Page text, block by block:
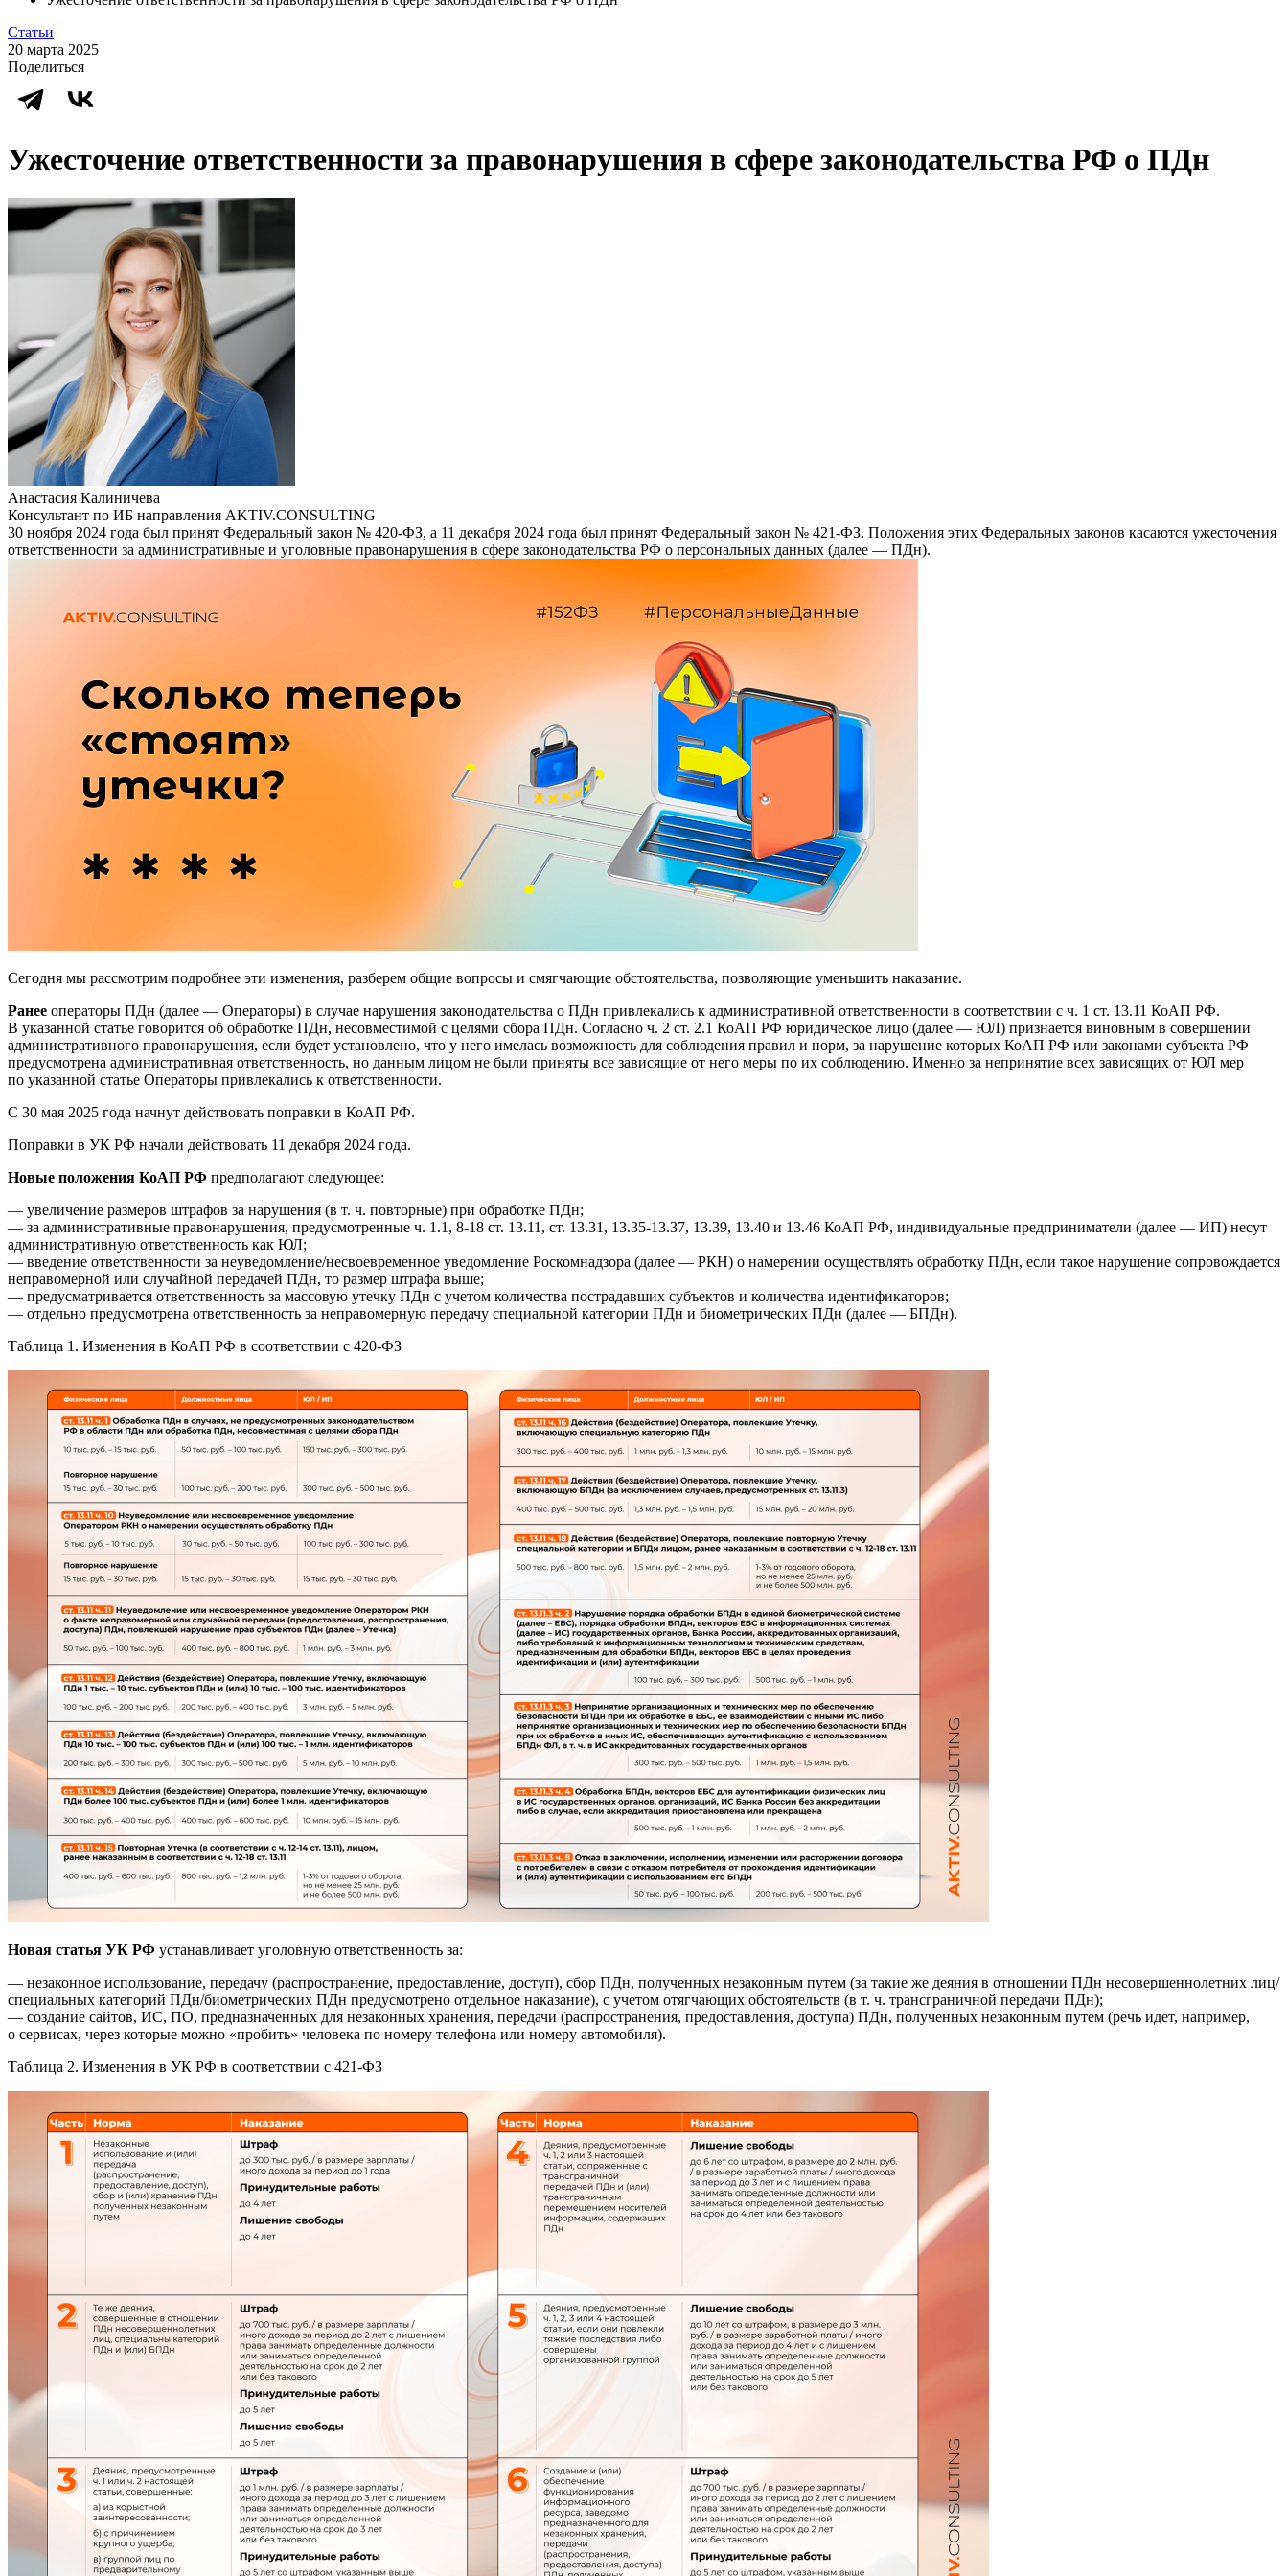
Статьи
20 марта 2025
Поделиться
Ужесточение ответственности за правонарушения в сфере законодательства РФ о ПДн
Анастасия Калиничева
Консультант по ИБ направления AKTIV.CONSULTING
30 ноября 2024 года был принят Федеральный закон № 420-ФЗ, а 11 декабря 2024 года был принят Федеральный закон № 421-ФЗ. Положения этих Федеральных законов касаются ужесточения
ответственности за административные и уголовные правонарушения в сфере законодательства РФ о персональных данных (далее — ПДн).
Сегодня мы рассмотрим подробнее эти изменения, разберем общие вопросы и смягчающие обстоятельства, позволяющие уменьшить наказание.
Ранее операторы ПДн (далее — Операторы) в случае нарушения законодательства о ПДн привлекались к административной ответственности в соответствии с ч. 1 ст. 13.11 КоАП РФ.
В указанной статье говорится об обработке ПДн, несовместимой с целями сбора ПДн. Согласно ч. 2 ст. 2.1 КоАП РФ юридическое лицо (далее — ЮЛ) признается виновным в совершении
административного правонарушения, если будет установлено, что у него имелась возможность для соблюдения правил и норм, за нарушение которых КоАП РФ или законами субъекта РФ
предусмотрена административная ответственность, но данным лицом не были приняты все зависящие от него меры по их соблюдению. Именно за непринятие всех зависящих от ЮЛ мер
по указанной статье Операторы привлекались к ответственности.
С 30 мая 2025 года начнут действовать поправки в КоАП РФ.
Поправки в УК РФ начали действовать 11 декабря 2024 года.
Новые положения КоАП РФ предполагают следующее:
— увеличение размеров штрафов за нарушения (в т. ч. повторные) при обработке ПДн;
— за административные правонарушения, предусмотренные ч. 1.1, 8-18 ст. 13.11, ст. 13.31, 13.35-13.37, 13.39, 13.40 и 13.46 КоАП РФ, индивидуальные предприниматели (далее — ИП) несут
административную ответственность как ЮЛ;
— введение ответственности за неуведомление/несвоевременное уведомление Роскомнадзора (далее — РКН) о намерении осуществлять обработку ПДн, если такое нарушение сопровождается
неправомерной или случайной передачей ПДн, то размер штрафа выше;
— предусматривается ответственность за массовую утечку ПДн с учетом количества пострадавших субъектов и количества идентификаторов;
— отдельно предусмотрена ответственность за неправомерную передачу специальной категории ПДн и биометрических ПДн (далее — БПДн).
Таблица 1. Изменения в КоАП РФ в соответствии с 420-ФЗ
Новая статья УК РФ устанавливает уголовную ответственность за:
— незаконное использование, передачу (распространение, предоставление, доступ), сбор ПДн, полученных незаконным путем (за такие же деяния в отношении ПДн несовершеннолетних лиц/
специальных категорий ПДн/биометрических ПДн предусмотрено отдельное наказание), с учетом отягчающих обстоятельств (в т. ч. трансграничной передачи ПДн);
— создание сайтов, ИС, ПО, предназначенных для незаконных хранения, передачи (распространения, предоставления, доступа) ПДн, полученных незаконным путем (речь идет, например,
о сервисах, через которые можно «пробить» человека по номеру телефона или номеру автомобиля).
Таблица 2. Изменения в УК РФ в соответствии с 421-ФЗ